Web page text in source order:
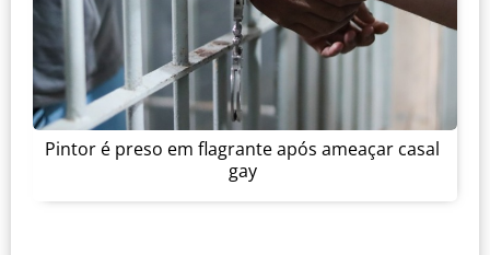
Pintor é preso em flagrante após ameaçar casal
gay